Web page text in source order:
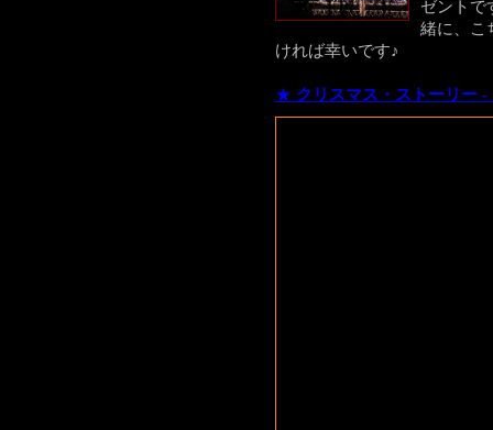
ゼント で
緒に、こ
ければ幸いです♪
★ クリスマス・ストーリー